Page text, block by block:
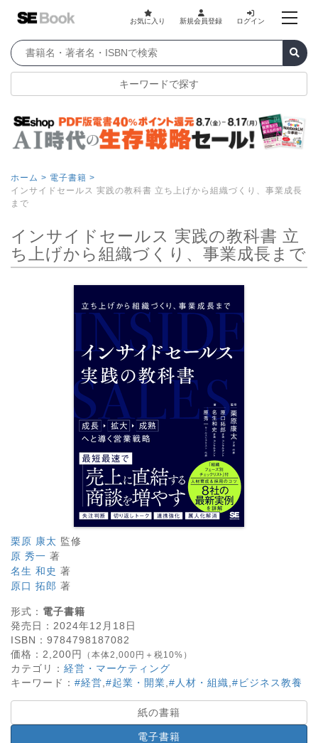
お気に入り 新規会員登録 ログイン
キーワードで探す
ホーム > 電子書籍 >
インサイドセールス 実践の教科書 立ち上げから組織づくり、事業成長
まで
インサイドセールス 実践の教科書 立
ち上げから組織づくり、事業成長まで
栗原 康太 監修
原 秀一 著
名生 和史 著
原口 拓郎 著
形式： 電子書籍
発売日： 2024年12月18日
ISBN： 9784798187082
価格： 2,200円 （本体2,000円＋税10%）
カテゴリ： 経営・マーケティング
キーワード： #経営 #起業・開業 #人材・組織 #ビジネス教養
紙の書籍
電子書籍